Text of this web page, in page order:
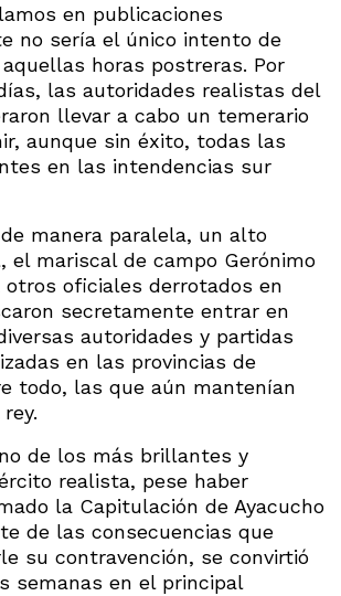
en publicaciones
no sería el único intento de
horas postreras. Por
las autoridades realistas del
llevar a cabo un temerario
aunque sin éxito, todas las
en las intendencias sur
manera paralela, un alto
el mariscal de campo Gerónimo
otros oficiales derrotados en
secretamente entrar en
autoridades y partidas
en las provincias de
todo, las que aún mantenían
de los más brillantes y
realista, pese haber
la Capitulación de Ayacucho
de las consecuencias que
su contravención, se convirtió
semanas en el principal